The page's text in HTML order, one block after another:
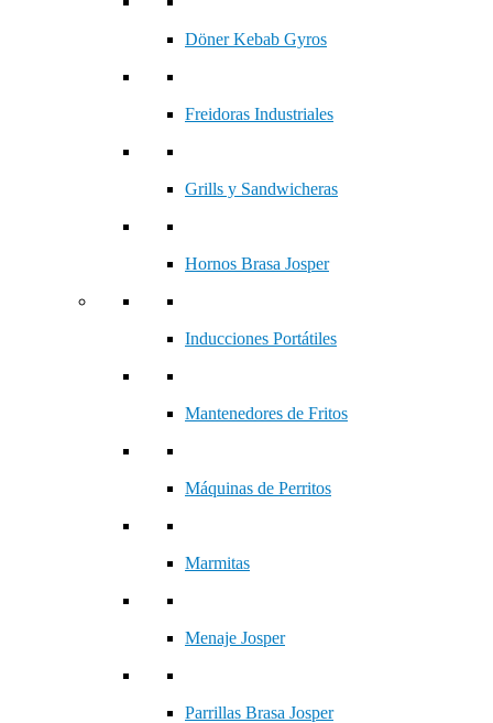
Döner Kebab Gyros
Freidoras Industriales
Grills y Sandwicheras
Hornos Brasa Josper
Inducciones Portátiles
Mantenedores de Fritos
Máquinas de Perritos
Marmitas
Menaje Josper
Parrillas Brasa Josper